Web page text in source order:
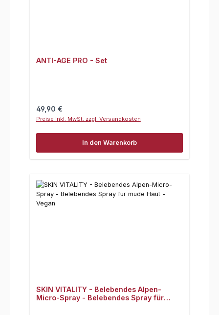
ANTI-AGE PRO - Set
Regulärer Preis:
49,90 €
Preise inkl. MwSt. zzgl. Versandkosten
In den Warenkorb
SKIN VITALITY - Belebendes Alpen-
Micro-Spray - Belebendes Spray für